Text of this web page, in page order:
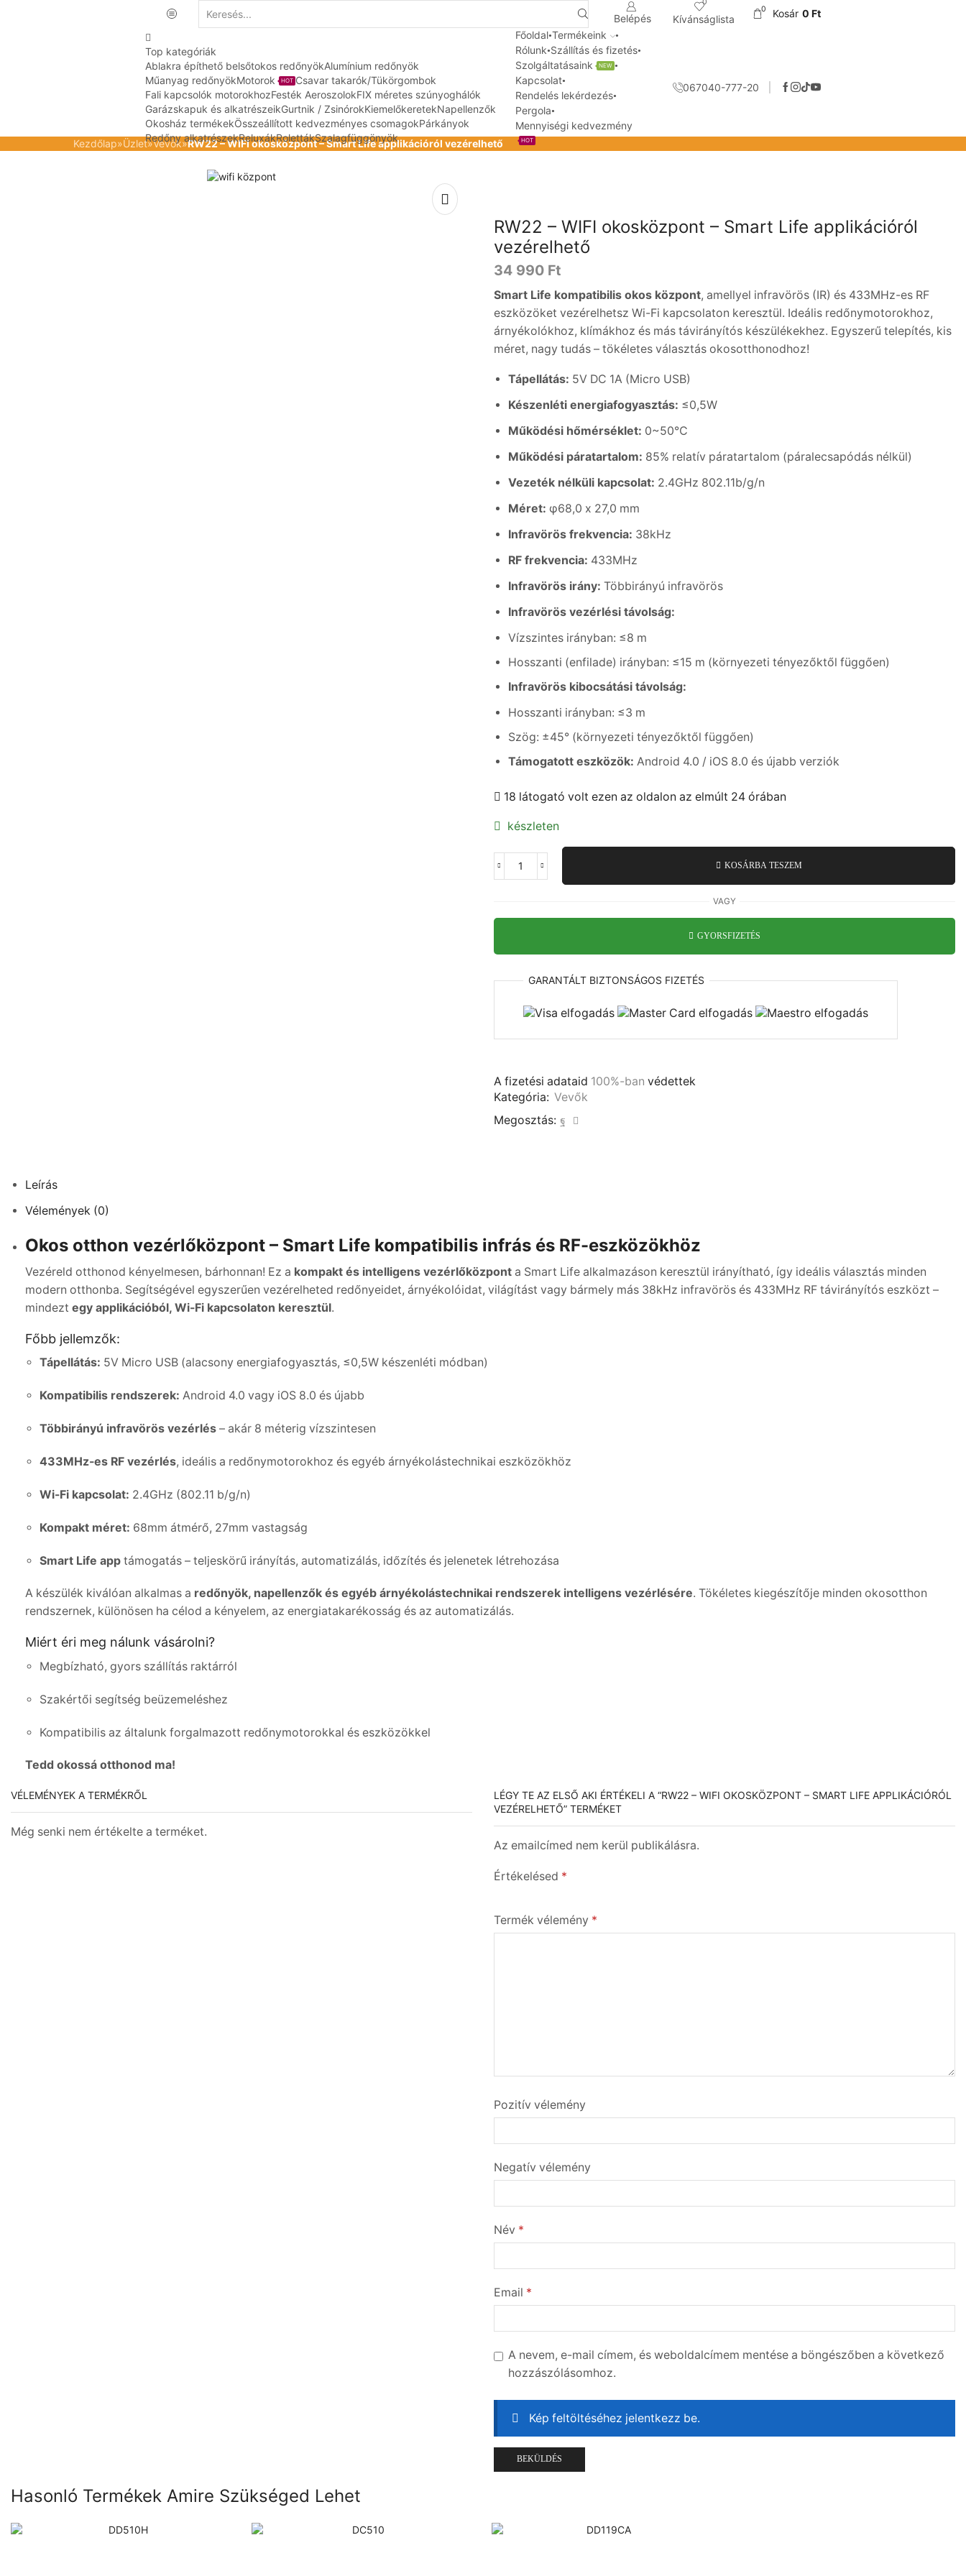
Belépés Kívánságlista
0 Kosár 0 Ft
Top kategóriák
Ablakra építhető belsőtokos redőnyökAlumínium redőnyök
Műanyag redőnyökMotorok HOT Csavar takarók/Tükörgombok
Fali kapcsolók motorokhozFesték AeroszolokFIX méretes szúnyoghálók
Garázskapuk és alkatrészeikGurtnik / ZsinórokKiemelőkeretekNapellenzők
Okosház termékekÖsszeállított kedvezményes csomagokPárkányok
Redőny alkatrészekReluxákRolettákSzalagfüggönyök
Főoldal Termékeink
Rólunk Szállítás és fizetés
Szolgáltatásaink
NEW
Kapcsolat
Rendelés lekérdezés
Pergola
Mennyiségi kedvezmény
HOT
067040-777-20
Kezdőlap»Üzlet»Vevők»RW22 – WIFI okosközpont – Smart Life applikációról vezérelhető
RW22 – WIFI okosközpont – Smart Life applikációról
vezérelhető
34 990 Ft
Smart Life kompatibilis okos központ, amellyel infravörös (IR) és 433MHz-es RF
eszközöket vezérelhetsz Wi-Fi kapcsolaton keresztül. Ideális redőnymotorokhoz,
árnyékolókhoz, klímákhoz és más távirányítós készülékekhez. Egyszerű telepítés, kis
méret, nagy tudás – tökéletes választás okosotthonodhoz!
Tápellátás: 5V DC 1A (Micro USB)
Készenléti energiafogyasztás: ≤0,5W
Működési hőmérséklet: 0~50℃
Működési páratartalom: 85% relatív páratartalom (páralecsapódás nélkül)
Vezeték nélküli kapcsolat: 2.4GHz 802.11b/g/n
Méret: φ68,0 x 27,0 mm
Infravörös frekvencia: 38kHz
RF frekvencia: 433MHz
Infravörös irány: Többirányú infravörös
Infravörös vezérlési távolság:
Vízszintes irányban: ≤8 m
Hosszanti (enfilade) irányban: ≤15 m (környezeti tényezőktől függően)
Infravörös kibocsátási távolság:
Hosszanti irányban: ≤3 m
Szög: ±45° (környezeti tényezőktől függően)
Támogatott eszközök: Android 4.0 / iOS 8.0 és újabb verziók
18 látogató volt ezen az oldalon az elmúlt 24 órában
készleten
RW22
Life
applikációról
vezérelhető
KOSÁRBA TESZEM
VAGY
GYORSFIZETÉS
GARANTÁLT BIZTONSÁGOS FIZETÉS
A fizetési adataid 100%-ban védettek
Kategória: Vevők
Megosztás:
Leírás
Vélemények (0)
Okos otthon vezérlőközpont – Smart Life kompatibilis infrás és RF-eszközökhöz
Vezéreld otthonod kényelmesen, bárhonnan! Ez a kompakt és intelligens vezérlőközpont a Smart Life alkalmazáson keresztül irányítható, így ideális választás minden
modern otthonba. Segítségével egyszerűen vezérelheted redőnyeidet, árnyékolóidat, világítást vagy bármely más 38kHz infravörös és 433MHz RF távirányítós eszközt –
mindezt egy applikációból, Wi-Fi kapcsolaton keresztül.
Főbb jellemzők:
Tápellátás: 5V Micro USB (alacsony energiafogyasztás, ≤0,5W készenléti módban)
Kompatibilis rendszerek: Android 4.0 vagy iOS 8.0 és újabb
Többirányú infravörös vezérlés – akár 8 méterig vízszintesen
433MHz-es RF vezérlés, ideális a redőnymotorokhoz és egyéb árnyékolástechnikai eszközökhöz
Wi-Fi kapcsolat: 2.4GHz (802.11 b/g/n)
Kompakt méret: 68mm átmérő, 27mm vastagság
Smart Life app támogatás – teljeskörű irányítás, automatizálás, időzítés és jelenetek létrehozása
A készülék kiválóan alkalmas a redőnyök, napellenzők és egyéb árnyékolástechnikai rendszerek intelligens vezérlésére. Tökéletes kiegészítője minden okosotthon
rendszernek, különösen ha célod a kényelem, az energiatakarékosság és az automatizálás.
Miért éri meg nálunk vásárolni?
Megbízható, gyors szállítás raktárról
Szakértői segítség beüzemeléshez
Kompatibilis az általunk forgalmazott redőnymotorokkal és eszközökkel
Tedd okossá otthonod ma!
VÉLEMÉNYEK A TERMÉKRŐL
Még senki nem értékelte a terméket.
LÉGY TE AZ ELSŐ AKI ÉRTÉKELI A “RW22 – WIFI OKOSKÖZPONT – SMART LIFE APPLIKÁCIÓRÓL
VEZÉRELHETŐ” TERMÉKET
Az emailcímed nem kerül publikálásra.
Értékelésed *
Termék vélemény *
Pozitív vélemény
Negatív vélemény
Név *
Email *
A nevem, e-mail címem, és weboldalcímem mentése a böngészőben a következő
hozzászólásomhoz.
Kép feltöltéséhez jelentkezz be.
Hasonló Termékek Amire Szükséged Lehet